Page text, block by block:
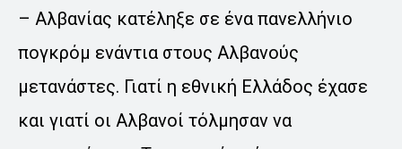
– Αλβανίας κατέληξε σε ένα πανελλήνιο
πογκρόμ ενάντια στους Αλβανούς
μετανάστες. Γιατί η εθνική Ελλάδος έχασε
και γιατί οι Αλβανοί τόλμησαν να